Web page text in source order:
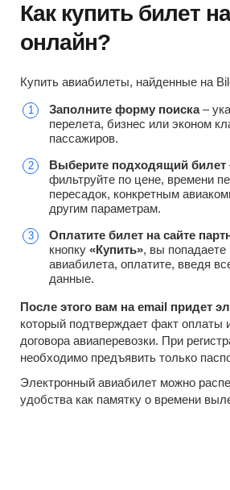
Как купить билет на самолет
онлайн?
Купить авиабилеты, найденные на
Заполните форму поиска–
перелета, бизнес или эконом
пассажиров.
Выберите подходящий билет
фильтруйте по цене, времени
пересадок, конкретным
другим параметрам.
Оплатите билет на сайте
кнопку «Купить», вы попадаете
авиабилета, оплатите, введя
данные.
После этого вам на email придет
который подтверждает факт оплаты
договора авиаперевозки. При
необходимо предъявить только
Электронный авиабилет можно
удобства как памятку о времени